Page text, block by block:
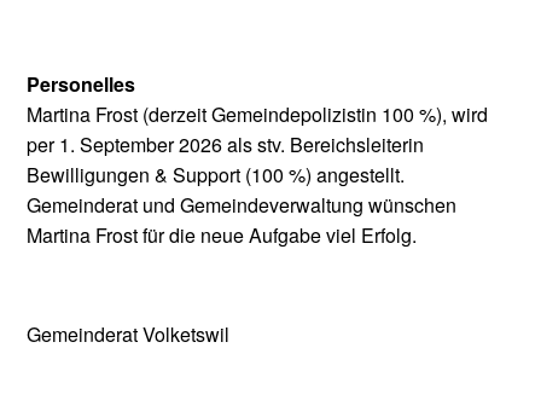
Personelles
Martina Frost (derzeit Gemeindepolizistin 100 %), wird
per 1. September 2026 als stv. Bereichsleiterin
Bewilligungen & Support (100 %) angestellt.
Gemeinderat und Gemeindeverwaltung wünschen
Martina Frost für die neue Aufgabe viel Erfolg.
Gemeinderat Volketswil